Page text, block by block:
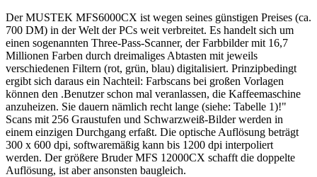
Der MUSTEK MFS6000CX ist wegen seines günstigen Preises (ca.
700 DM) in der Welt der PCs weit verbreitet. Es handelt sich um
einen sogenannten Three-Pass-Scanner, der Farbbilder mit 16,7
Millionen Farben durch dreimaliges Abtasten mit jeweils
verschiedenen Filtern (rot, grün, blau) digitalisiert. Prinzipbedingt
ergibt sich daraus ein Nachteil: Farbscans bei großen Vorlagen
können den .Benutzer schon mal veranlassen, die Kaffeemaschine
anzuheizen. Sie dauern nämlich recht lange (siehe: Tabelle 1)!"
Scans mit 256 Graustufen und Schwarzweiß-Bilder werden in
einem einzigen Durchgang erfaßt. Die optische Auflösung beträgt
300 x 600 dpi, softwaremäßig kann bis 1200 dpi interpoliert
werden. Der größere Bruder MFS 12000CX schafft die doppelte
Auflösung, ist aber ansonsten baugleich.